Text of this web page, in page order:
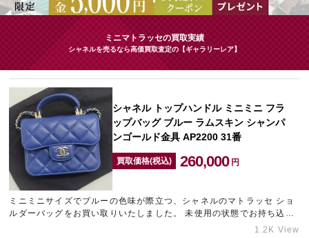
宅配買取を申し込む
無料の宅配キットをお届けします
今すぐ電話査定
受付時間 10:00～19:00
小田急新宿店
心斎橋本店 東心斎橋店 梅田店
なんば店 神戸元町(三宮)店 LAB大阪
中野ブロードウェイ
宅配買取を申し込む
無料の宅配キットをお届けします
ミニマトラッセの買取実績
シャネルを売るなら高価買取査定の【ギャラリーレア】
シャネル トップハンドル ミニミニ フラ
ップバッグ ブルー ラムスキン シャンパ
ンゴールド金具 AP2200 31番
買取価格(税込) 260,000 円
ミニミニサイズでブルーの色味が際立つ、シャネルのマトラッセ ショ
ルダーバッグをお買い取りいたしました。 未使用の状態でお持ち込み
いただきましたので、他社様にも劣らない金額をご提示させていた…
1.2K View